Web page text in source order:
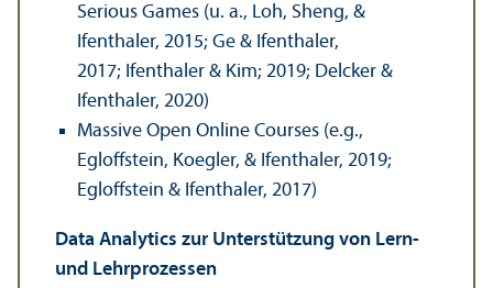
Serious Games (u. a., Loh, Sheng, &
Ifenthaler, 2015; Ge & Ifenthaler,
2017; Ifenthaler & Kim; 2019; Delcker &
Ifenthaler, 2020)
Massive Open Online Courses (e.g.,
Egloffstein, Koegler, & Ifenthaler, 2019;
Egloffstein & Ifenthaler, 2017)
Data Analytics zur Unter­stützung von Lern-
und Lehr­prozessen